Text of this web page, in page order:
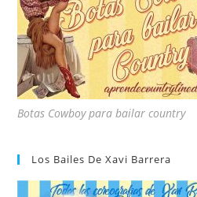
Botas Cowboy para bailar country
Los Bailes De Xavi Barrera